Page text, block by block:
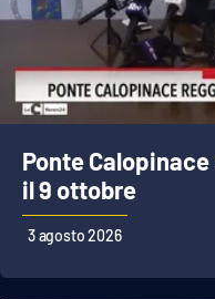
Reggio Calabria
Cosenza
Lamezia Terme
SPECIALI
Ponte
il 9 ottobre
3 agosto 2026